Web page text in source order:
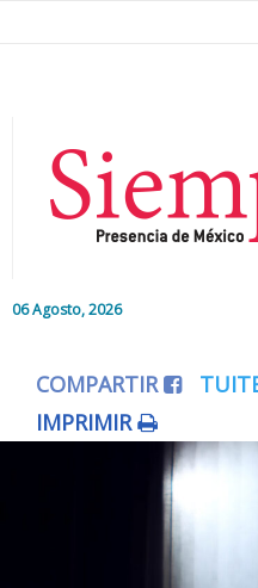
06 Agosto, 2026
Editorial
Colaboradores
COMPARTIR
IMPRIMIR